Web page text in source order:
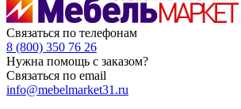
Связаться по телефонам
8 (800) 350 76 26
Нужна помощь с заказом?
Связаться по email
info@mebelmarket31.ru